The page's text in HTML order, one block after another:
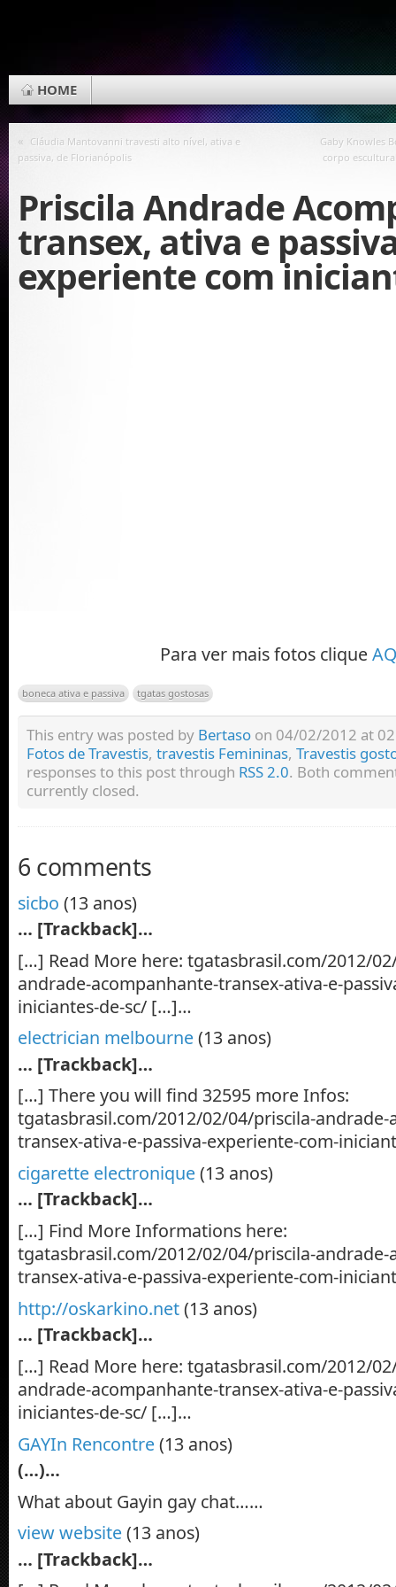
HOME
« Cláudia Mantovanni travesti alto nível, ativa e
passiva, de Florianópolis
Gaby Knowles
corpo
Priscila Andrade
transex, ativa e
experiente com
Para ver mais fotos clique
boneca ativa e passiva tgatas gostosas
This entry was posted by Bertaso on 04/02/2012 at
Fotos de Travestis, travestis Femininas, Travestis
responses to this post through RSS 2.0. Both
currently closed.
6 comments
sicbo (13 anos)
… [Trackback]…
[…] Read More here: tgatasbrasil.com/2012/
andrade-acompanhante-transex-ativa-e-
iniciantes-de-sc/ […]…
electrician melbourne(13 anos)
… [Trackback]…
[…] There you will find 32595 more Infos:
tgatasbrasil.com/2012/02/04/priscila-
transex-ativa-e-passiva-experiente-com-
cigarette electronique(13 anos)
… [Trackback]…
[…] Find More Informations here:
tgatasbrasil.com/2012/02/04/priscila-
transex-ativa-e-passiva-experiente-com-
http://oskarkino.net(13 anos)
… [Trackback]…
[…] Read More here: tgatasbrasil.com/2012/
andrade-acompanhante-transex-ativa-e-
iniciantes-de-sc/ […]…
GAYIn Rencontre(13 anos)
(…)…
What about Gayin gay chat……
view website(13 anos)
… [Trackback]…